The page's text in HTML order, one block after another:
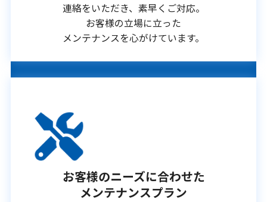
連絡をいただき、素早くご対応。
お客様の立場に立った
メンテナンスを心がけています。
お客様のニーズに合わせた
メンテナンスプラン